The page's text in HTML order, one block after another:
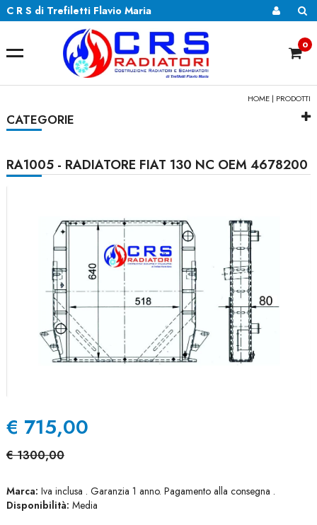
C R S di Trefiletti Flavio Maria
0
HOME | PRODOTTI
CATEGORIE
RA1005 - RADIATORE FIAT 130 NC OEM 4678200
€ 715,00
€ 1300,00
Marca: Iva inclusa . Garanzia 1 anno. Pagamento alla consegna .
Disponibilità: Media